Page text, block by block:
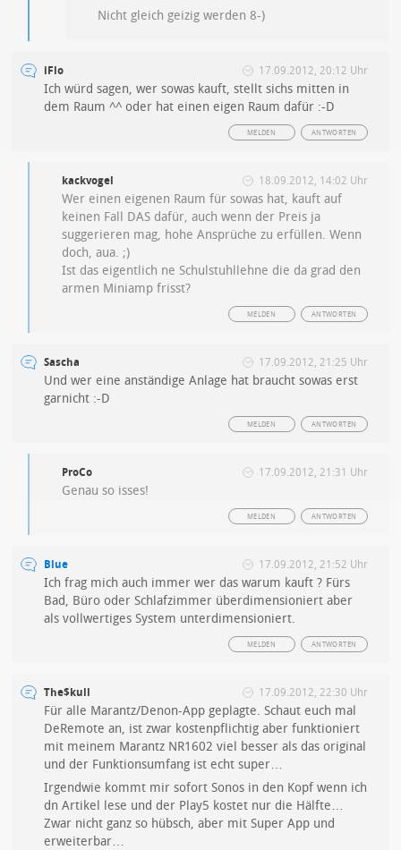
Nicht gleich geizig werden 8-)
iFlo 17.09.2012, 20:12 Uhr
Ich würd sagen, wer sowas kauft, stellt sichs mitten in
dem Raum ^^ oder hat einen eigen Raum dafür :-D
ANTWORTEN
MELDEN
kackvogel 18.09.2012, 14:02 Uhr
Wer einen eigenen Raum für sowas hat, kauft auf
keinen Fall DAS dafür, auch wenn der Preis ja
suggerieren mag, hohe Ansprüche zu erfüllen. Wenn
doch, aua. ;)
Ist das eigentlich ne Schulstuhllehne die da grad den
armen Miniamp frisst?
ANTWORTEN
MELDEN
Sascha 17.09.2012, 21:25 Uhr
Und wer eine anständige Anlage hat braucht sowas erst
garnicht :-D
ANTWORTEN
MELDEN
ProCo 17.09.2012, 21:31 Uhr
Genau so isses!
ANTWORTEN
MELDEN
Blue 17.09.2012, 21:52 Uhr
Ich frag mich auch immer wer das warum kauft ? Fürs
Bad, Büro oder Schlafzimmer überdimensioniert aber
als vollwertiges System unterdimensioniert.
ANTWORTEN
MELDEN
The$kull 17.09.2012, 22:30 Uhr
Für alle Marantz/Denon-App geplagte. Schaut euch mal
DeRemote an, ist zwar kostenpflichtig aber funktioniert
mit meinem Marantz NR1602 viel besser als das original
und der Funktionsumfang ist echt super…
Irgendwie kommt mir sofort Sonos in den Kopf wenn ich
dn Artikel lese und der Play5 kostet nur die Hälfte…
Zwar nicht ganz so hübsch, aber mit Super App und
erweiterbar…